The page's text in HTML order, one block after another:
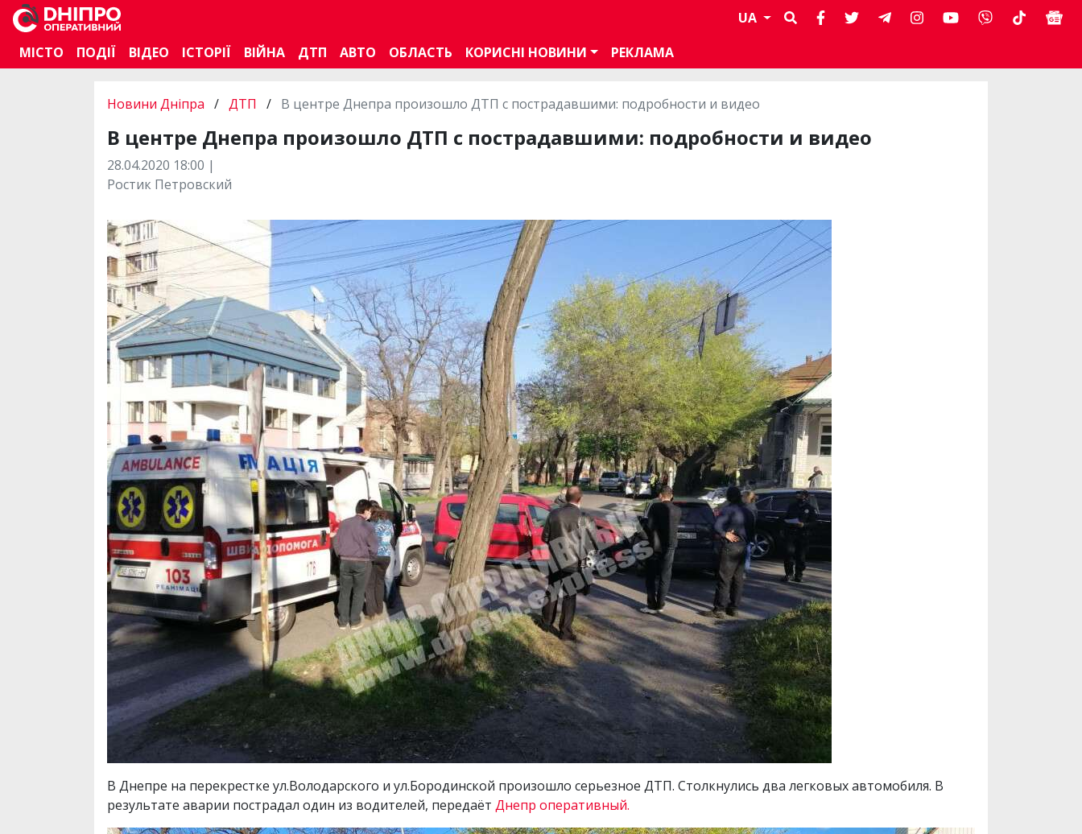
UA
МІСТО
ПОДІЇ ВІДЕО ІСТОРІЇ ВІЙНА ДТП АВТО ОБЛАСТЬ КОРИСНІ НОВИНИ РЕКЛАМА
Новини Дніпра / ДТП / В центре Днепра произошло ДТП с пострадавшими: подробности и видео
В центре Днепра произошло ДТП с пострадавшими: подробности и видео
28.04.2020 18:00 |
Ростик Петровский
В Днепре на перекрестке ул.Володарского и ул.Бородинской произошло серьезное ДТП. Столкнулись два легковых автомобиля. В
результате аварии пострадал один из водителей, передаёт Днепр оперативный.